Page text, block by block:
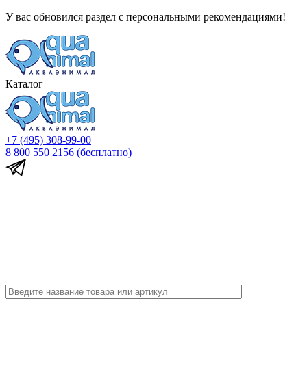
У вас обновился раздел с персональными рекомендациями!
Каталог
+7 (495) 308-99-00
8 800 550 2156 (бесплатно)